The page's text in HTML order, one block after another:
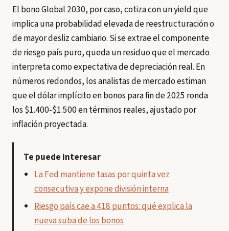
El bono Global 2030, por caso, cotiza con un yield que
implica una probabilidad elevada de reestructuración o
de mayor desliz cambiario. Si se extrae el componente
de riesgo país puro, queda un residuo que el mercado
interpreta como expectativa de depreciación real. En
números redondos, los analistas de mercado estiman
que el dólar implícito en bonos para fin de 2025 ronda
los $1.400-$1.500 en términos reales, ajustado por
inflación proyectada.
Te puede interesar
La Fed mantiene tasas por quinta vez
consecutiva y expone división interna
Riesgo país cae a 418 puntos: qué explica la
nueva suba de los bonos